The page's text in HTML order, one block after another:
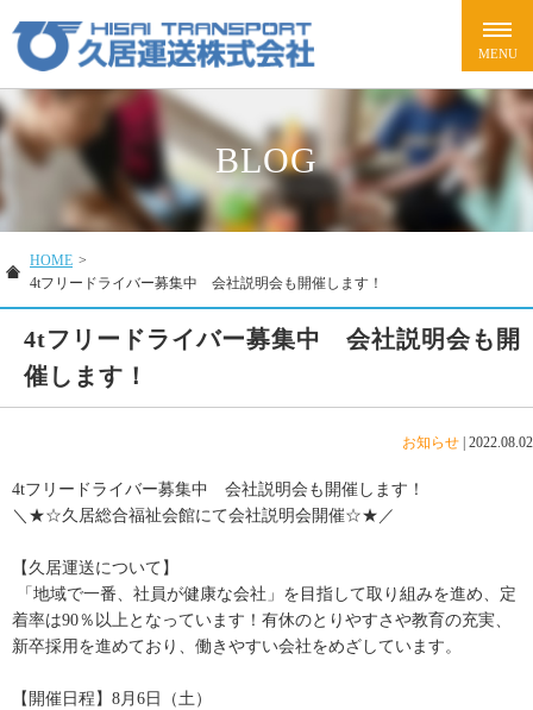
BLOG
HOME >
4tフリードライバー募集中 会社説明会も開催します！
4tフリードライバー募集中 会社説明会も開
催します！
お知らせ 2022.08.02
4tフリードライバー募集中 会社説明会も開催します！
＼★☆久居総合福祉会館にて会社説明会開催☆★／
【久居運送について】
「地域で一番、社員が健康な会社」を目指して取り組みを進め、定
着率は90％以上となっています！有休のとりやすさや教育の充実、
新卒採用を進めており、働きやすい会社をめざしています。
【開催日程】8月6日（土）